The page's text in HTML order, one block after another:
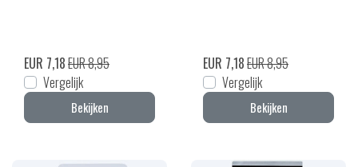
EUR 7,18EUR 8,95
Vergelijk
Bekijken
EUR 7,18EUR 8,95
Vergelijk
Bekijken